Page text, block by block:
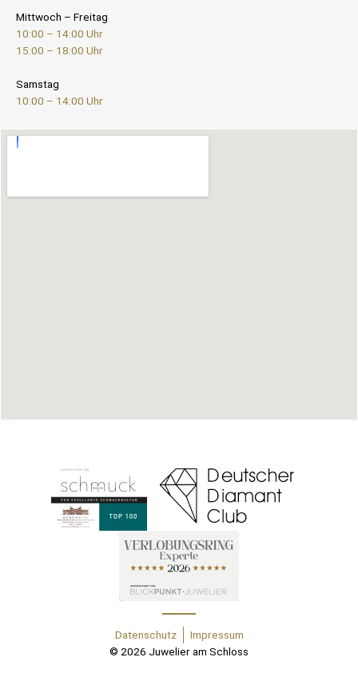
Mittwoch – Freitag
10:00 – 14:00 Uhr
15:00 – 18:00 Uhr
Samstag
10:00 – 14:00 Uhr
Datenschutz
Impressum
© 2026 Juwelier am Schloss